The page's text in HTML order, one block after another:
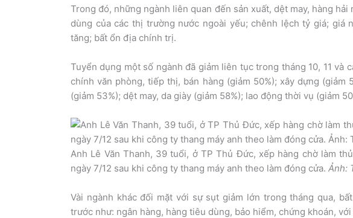
Trong đó, những ngành liên quan đến sản xuất, dệt may, hàng
dùng của các thị trường nước ngoài yếu; chênh lệch tỷ giá; giá
tăng; bất ổn địa chính trị.
Tuyển dụng một số ngành đã giảm liên tục trong tháng 10, 11 và
chính văn phòng, tiếp thị, bán hàng (giảm 50%); xây dựng (giảm
(giảm 53%); dệt may, da giày (giảm 58%); lao động thời vụ (giảm
Anh Lê Văn Thanh, 39 tuổi, ở TP Thủ Đức, xếp hàng chờ làm
ngày 7/12 sau khi công ty thang máy anh theo làm đóng cửa. Ảnh:
Vài ngành khác đối mặt với sự sụt giảm lớn trong tháng qua,
trước như: ngân hàng, hàng tiêu dùng, bảo hiểm, chứng khoán,